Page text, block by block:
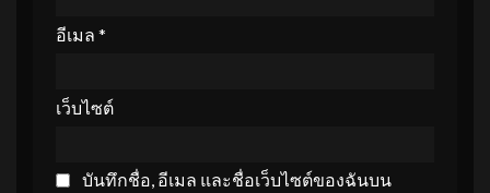
อีเมล *
เว็บไซต์
บันทึกชื่อ, อีเมล และชื่อเว็บไซต์ของฉันบน